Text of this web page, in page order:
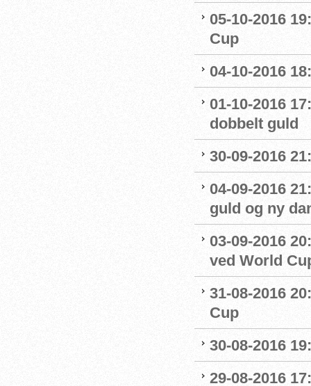
05-10-2016
Cup
04-10-2016
01-10-2016
dobbelt guld
30-09-2016
04-09-2016
guld og ny
03-09-2016
ved World
31-08-2016
Cup
30-08-2016
29-08-2016